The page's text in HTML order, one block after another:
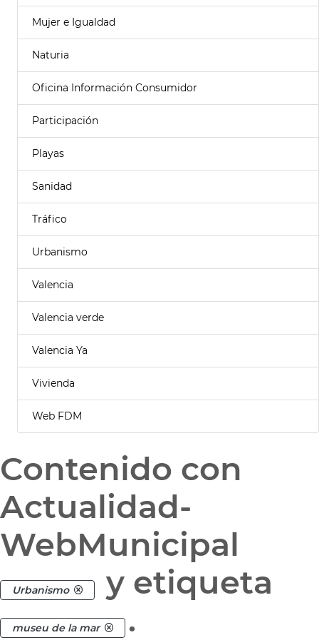
Mujer e Igualdad
Naturia
Oficina Información Consumidor
Participación
Playas
Sanidad
Tráfico
Urbanismo
Valencia
Valencia verde
Valencia Ya
Vivienda
Web FDM
Contenido con
Actualidad-
WebMunicipal
Urbanismo y etiqueta
museu de la mar .